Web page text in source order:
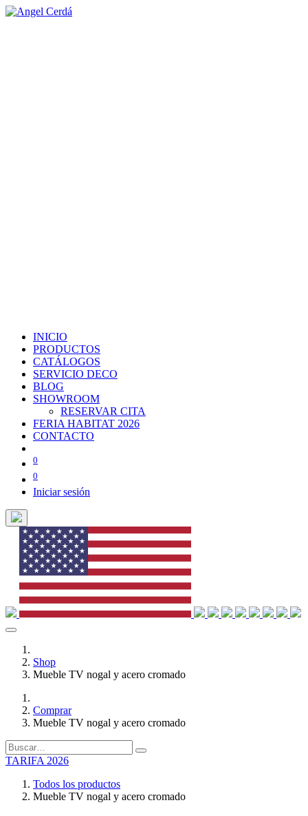
INICIO
PRODUCTOS
CATÁLOGOS
SERVICIO DECO
BLOG
SHOWROOM
RESERVAR CITA
FERIA HABITAT 2026
CONTACTO
0
0
Iniciar sesión
Shop
Mueble TV nogal y acero cromado
Comprar
Mueble TV nogal y acero cromado
TARIFA 2026
Todos los productos
Mueble TV nogal y acero cromado